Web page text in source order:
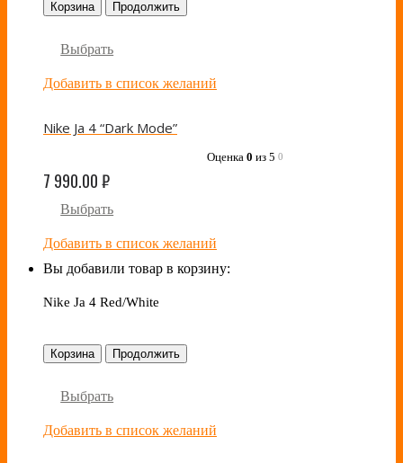
Корзина Продолжить
Выбрать
Добавить в список желаний
Nike Ja 4 “Dark Mode”
Оценка 0 из 5 0
7 990.00₽
Выбрать
Добавить в список желаний
Вы добавили товар в корзину:
Nike Ja 4 Red/White
Корзина Продолжить
Выбрать
Добавить в список желаний